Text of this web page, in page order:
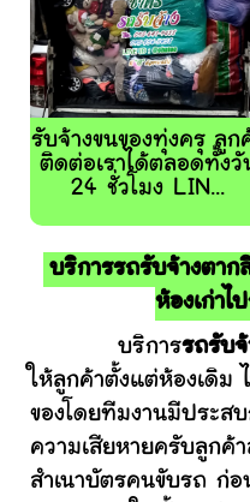
รับจ้างขนของทุ่งครุ ลูก
ติดต่อเราได้ตลอดทั้งวั
24 ชั่วโมง LIN...
บริการรถรับจ้างตาก
ห้องเก่าไ
บริการรถรับ
ให้ลูกค้าตั้งแต่ห้องเดิม
ของโดยทีมงานมีประส
ความเสียหายครับลูกค้
สำเนาบัตรคนขับรถ ก่อ